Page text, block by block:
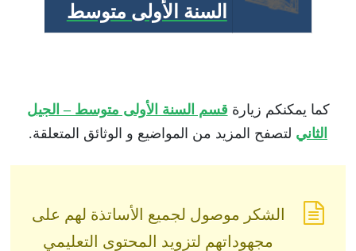
السنة الأولى متوسط
كما يمكنكم زيارة قسم السنة الأولى متوسط – الجيل
الثاني لتصفح المزيد من المواضيع و الوثائق المتعلقة.
الشكر موصول لجميع الأساتذة لهم على
مجهوداتهم لتزويد المحتوى التعليمي